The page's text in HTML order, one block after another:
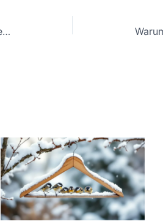
Ein Familienrichter erklärt, warum Mütter ohne Sorgerecht trotzdem alles bestimmen